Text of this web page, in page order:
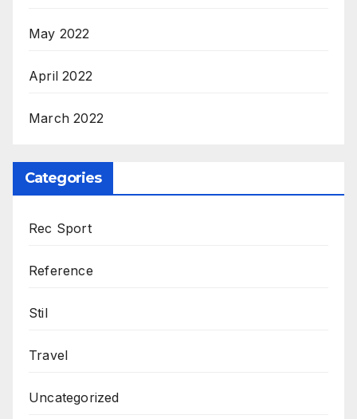
May 2022
April 2022
March 2022
Categories
Rec Sport
Reference
Stil
Travel
Uncategorized